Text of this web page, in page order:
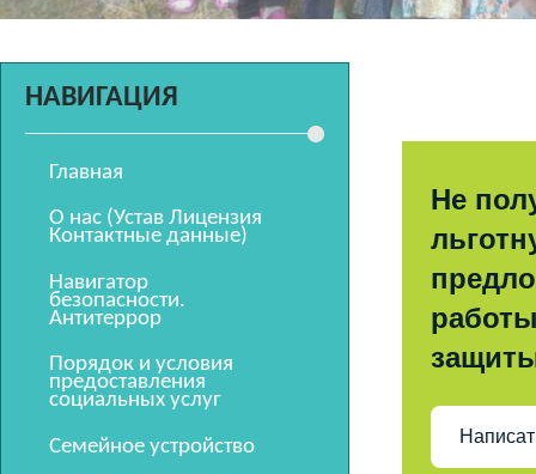
НАВИГАЦИЯ
Главная
О нас (Устав Лицензия
Контактные данные)
Навигатор
безопасности.
Антитеррор
Порядок и условия
предоставления
социальных услуг
Семейное устройство
Не